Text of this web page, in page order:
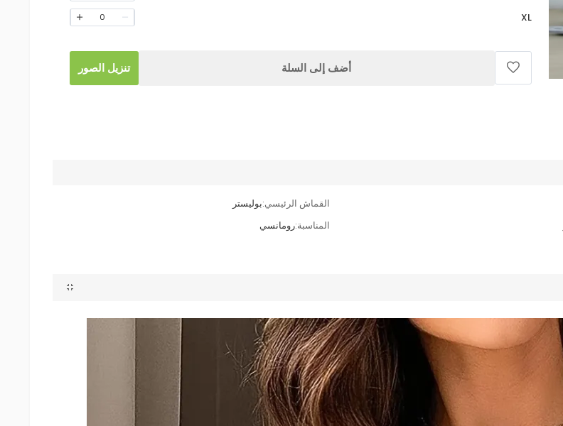
XL
0
أضف إلى السلة تنزيل الصور
القماش الرئيسي:بوليستر
المناسبة:رومانسي